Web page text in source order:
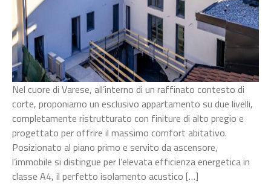
Nel cuore di Varese, all’interno di un raffinato contesto di
corte, proponiamo un esclusivo appartamento su due livelli,
completamente ristrutturato con finiture di alto pregio e
progettato per offrire il massimo comfort abitativo.
Posizionato al piano primo e servito da ascensore,
l’immobile si distingue per l’elevata efficienza energetica in
classe A4, il perfetto isolamento acustico […]